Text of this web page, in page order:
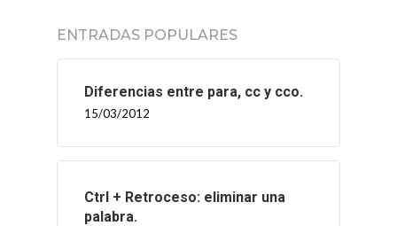
ENTRADAS POPULARES
Diferencias entre para, cc y cco.
15/03/2012
Ctrl + Retroceso: eliminar una
palabra.
CONTACTO